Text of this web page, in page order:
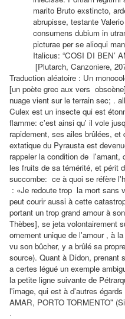
marito Bruto exstincto, ar
abrupisse, testante
consumens dubium in
picturae per se alioqui ma
Italicus: “COSI DI BEN’
[Plutarch, Canzoniere,
Traduction aléatoire : Un
[un poète grec aux vers
nuage vient sur ​​le terrain sec; .
Culex est un insecte qui est
flamme: c'est ainsi qu' il vole
rapidement, ses ailes brûlées,
extatique du Pyrausta est
rappeler la condition de l'amant,
les fruits de sa témérité, et périt
succombe: ce à quoi se réfère
: «Je redoute trop la mort sans
peut courir aussi à cette
portant un trop grand amour à
Thèbes], se jeta volontairement
ornement unique de l'amour , à
vu son bûcher, y a brûlé sa
source). Quant à Didon, prenant
a certes légué un exemple
la petite ligne suivante de
l'image, qui est à d'autres
AMAR, PORTO TORMENTO"
.